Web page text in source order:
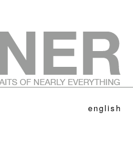
english